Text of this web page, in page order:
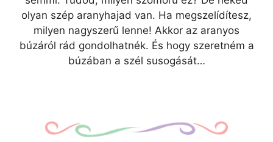
olyan szép aranyhajad van. Ha megszelídítesz,
milyen nagyszerű lenne! Akkor az aranyos
búzáról rád gondolhatnék. És hogy szeretném a
búzában a szél susogását…